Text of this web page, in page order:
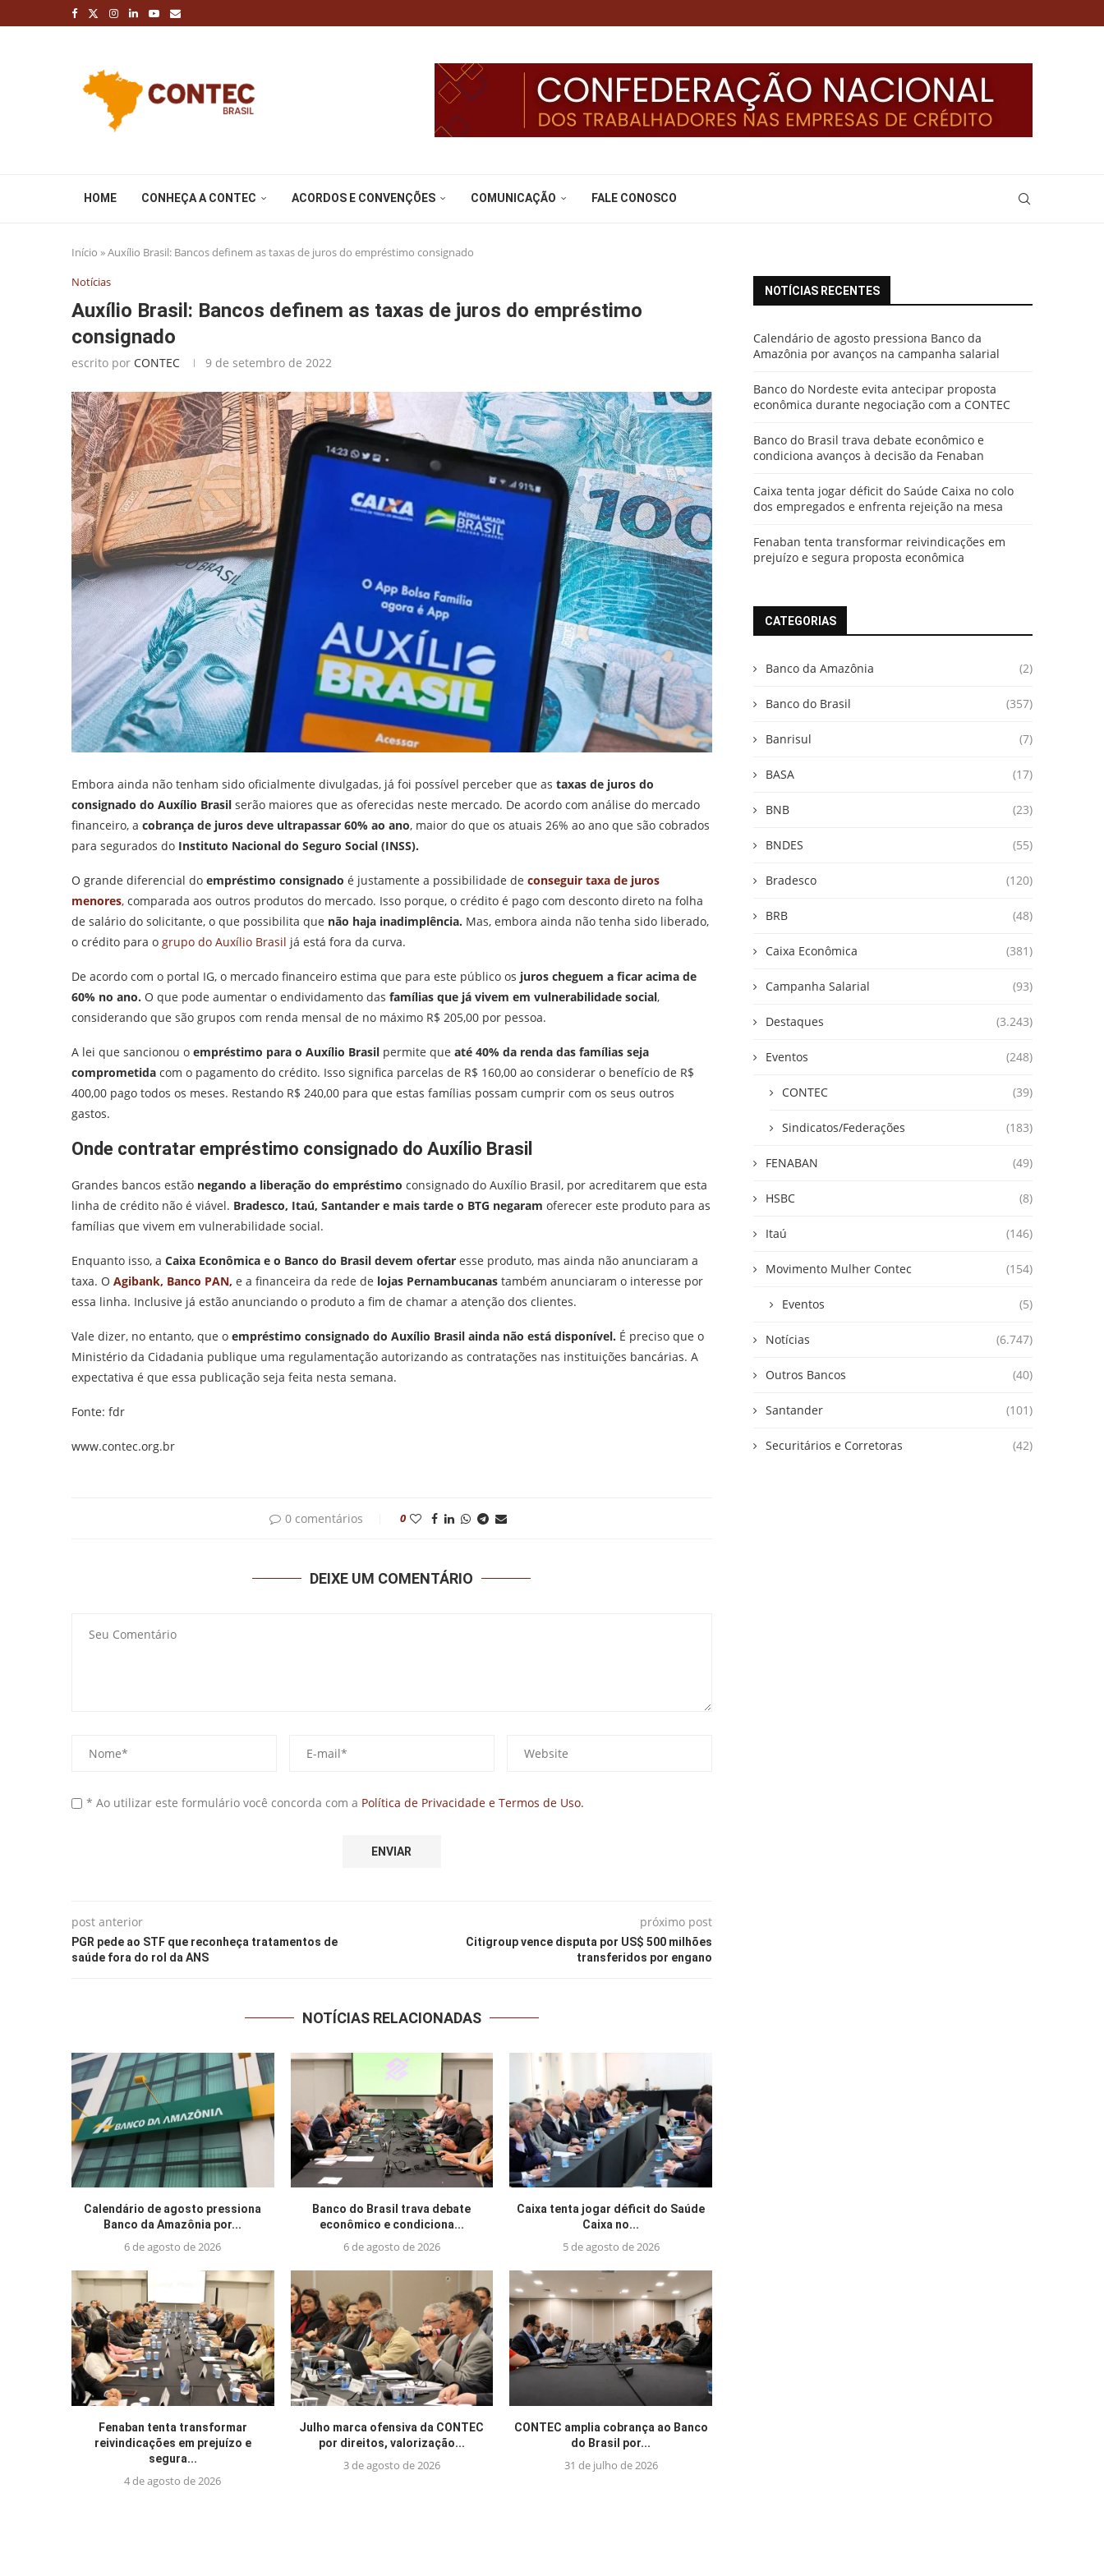
HOME CONHEÇA A CONTEC ACORDOS E CONVENÇÕES COMUNICAÇÃO FALE CONOSCO
Início »Auxílio Brasil: Bancos definem as taxas de juros do empréstimo consignado
Notícias
Auxílio Brasil: Bancos definem as taxas de juros do empréstimo
consignado
escrito por CONTEC 9 de setembro de 2022
Embora ainda não tenham sido oficialmente divulgadas, já foi possível perceber que as taxas de juros do
consignado do Auxílio Brasil serão maiores que as oferecidas neste mercado. De acordo com análise do mercado
financeiro, a cobrança de juros deve ultrapassar 60% ao ano, maior do que os atuais 26% ao ano que são cobrados
para segurados do Instituto Nacional do Seguro Social (INSS).
O grande diferencial do empréstimo consignado é justamente a possibilidade de conseguir taxa de juros
menores, comparada aos outros produtos do mercado. Isso porque, o crédito é pago com desconto direto na folha
de salário do solicitante, o que possibilita que não haja inadimplência. Mas, embora ainda não tenha sido liberado,
o crédito para o grupo do Auxílio Brasil já está fora da curva.
De acordo com o portal IG, o mercado financeiro estima que para este público os juros cheguem a ficar acima de
60% no ano. O que pode aumentar o endividamento das famílias que já vivem em vulnerabilidade social,
considerando que são grupos com renda mensal de no máximo R$ 205,00 por pessoa.
A lei que sancionou o empréstimo para o Auxílio Brasil permite que até 40% da renda das famílias seja
comprometida com o pagamento do crédito. Isso significa parcelas de R$ 160,00 ao considerar o benefício de R$
400,00 pago todos os meses. Restando R$ 240,00 para que estas famílias possam cumprir com os seus outros
gastos.
Onde contratar empréstimo consignado do Auxílio Brasil
Grandes bancos estão negando a liberação do empréstimo consignado do Auxílio Brasil, por acreditarem que esta
linha de crédito não é viável. Bradesco, Itaú, Santander e mais tarde o BTG negaram oferecer este produto para as
famílias que vivem em vulnerabilidade social.
Enquanto isso, a Caixa Econômica e o Banco do Brasil devem ofertar esse produto, mas ainda não anunciaram a
taxa. O Agibank, Banco PAN, e a financeira da rede de lojas Pernambucanas também anunciaram o interesse por
essa linha. Inclusive já estão anunciando o produto a fim de chamar a atenção dos clientes.
Vale dizer, no entanto, que o empréstimo consignado do Auxílio Brasil ainda não está disponível. É preciso que o
Ministério da Cidadania publique uma regulamentação autorizando as contratações nas instituições bancárias. A
expectativa é que essa publicação seja feita nesta semana.
Fonte: fdr
www.contec.org.br
0 comentários 0
DEIXE UM COMENTÁRIO
* Ao utilizar este formulário você concorda com a Política de Privacidade e Termos de Uso.
post anterior
PGR pede ao STF que reconheça tratamentos de
saúde fora do rol da ANS
próximo post
Citigroup vence disputa por US$ 500 milhões
transferidos por engano
NOTÍCIAS RELACIONADAS
Calendário de agosto pressiona
Banco da Amazônia por...
6 de agosto de 2026
Banco do Brasil trava debate
econômico e condiciona...
6 de agosto de 2026
Caixa tenta jogar déficit do Saúde
Caixa no...
5 de agosto de 2026
Fenaban tenta transformar
reivindicações em prejuízo e
segura...
4 de agosto de 2026
Julho marca ofensiva da CONTEC
por direitos, valorização...
3 de agosto de 2026
CONTEC amplia cobrança ao Banco
do Brasil por...
31 de julho de 2026
NOTÍCIAS RECENTES
Calendário de agosto pressiona Banco da
Amazônia por avanços na campanha salarial
Banco do Nordeste evita antecipar proposta
econômica durante negociação com a CONTEC
Banco do Brasil trava debate econômico e
condiciona avanços à decisão da Fenaban
Caixa tenta jogar déficit do Saúde Caixa no colo
dos empregados e enfrenta rejeição na mesa
Fenaban tenta transformar reivindicações em
prejuízo e segura proposta econômica
CATEGORIAS
Banco da Amazônia (2)
Banco do Brasil (357)
Banrisul (7)
BASA (17)
BNB (23)
BNDES (55)
Bradesco (120)
BRB (48)
Caixa Econômica (381)
Campanha Salarial (93)
Destaques (3.243)
Eventos (248)
CONTEC (39)
Sindicatos/Federações (183)
FENABAN (49)
HSBC (8)
Itaú (146)
Movimento Mulher Contec (154)
Eventos (5)
Notícias (6.747)
Outros Bancos (40)
Santander (101)
Securitários e Corretoras (42)